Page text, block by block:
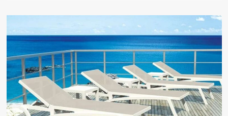
Б/
—
коли
не
варто
переплачувати
за
новий
2026